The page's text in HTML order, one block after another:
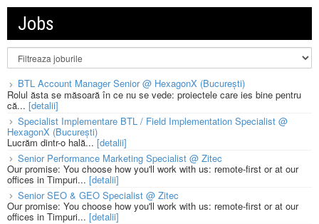
Jobs
BTL Account Manager Senior @ HexagonX (București)
Rolul ăsta se măsoară în ce nu se vede: proiectele care ies bine pentru
că... [detalii]
Specialist Implementare BTL / Field Implementation Specialist @
HexagonX (București)
Lucrăm dintr-o hală...[detalii]
Senior Performance Marketing Specialist @ Zitec
Our promise: You choose how you'll work with us: remote-first or at our
offices in Timpuri... [detalii]
Senior SEO & GEO Specialist @ Zitec
Our promise: You choose how you'll work with us: remote-first or at our
offices in Timpuri... [detalii]